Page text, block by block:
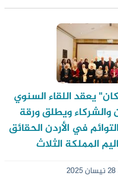
يعقد اللقاء السنوي
والشركاء ويطلق ورقة
في الأردن الحقائق
المملكة الثلاث